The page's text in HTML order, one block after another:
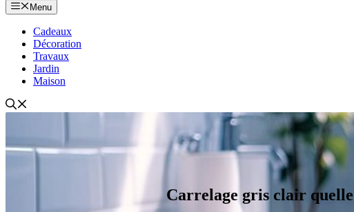
Menu
Cadeaux
Décoration
Travaux
Jardin
Maison
Carrelage gris clair